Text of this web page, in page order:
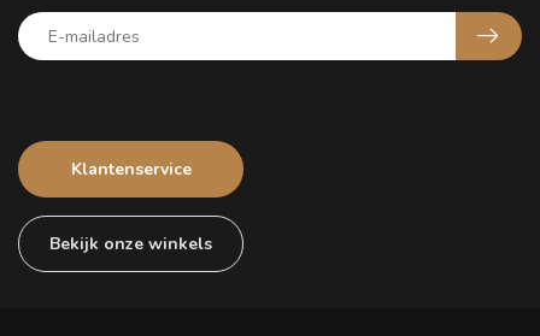
Klantenservice
Bekijk onze winkels